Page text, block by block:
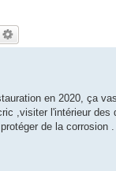
en 2020, ça
,visiter l'intérieur
de la corrosion .